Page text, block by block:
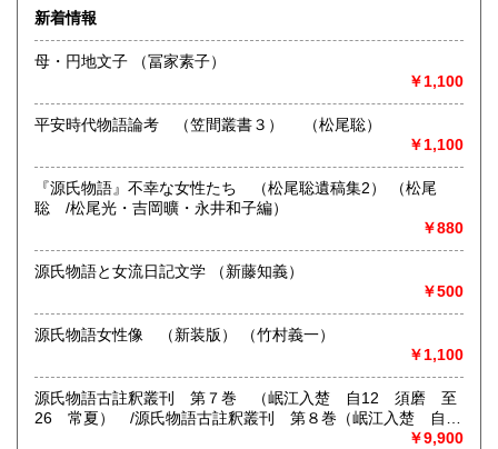
熊本県 430円 大分県 430円
430円
沖縄県 430円
◆店舗販売もしておりますので品切の場合もございます。
◆返信・在庫確認・発送等に時間がかかりますので、お急ぎ
の方はご遠慮ください。
◆お問い合わせはメールにてお願いいたします。電話でのご
連絡・お問い合わせには対応できない場合がございます。
沿線名：JR総武線/地下鉄:東京メトロ半蔵門線・東西線 都
最寄駅：水道橋駅/神保町駅/九段下駅 徒歩約5分
営業時間：10:00-18:00
定休日：日曜・祝日
書籍の買取について
取り扱い分野
新着情報
母・円地文子 （冨家素子）
￥1,100
平安時代物語論考 （笠間叢書３） （松尾聡）
￥1,100
『源氏物語』不幸な女性たち （松尾聡遺稿集2） （松尾
聡 /松尾光・吉岡曠・永井和子編）
￥880
源氏物語と女流日記文学 （新藤知義）
￥500
源氏物語女性像 （新装版） （竹村義一）
￥1,100
源氏物語古註釈叢刊 第７巻 （岷江入楚 自12 須磨 至
26 常夏） /源氏物語古註釈叢刊 第８巻（岷江入楚 自
￥9,900